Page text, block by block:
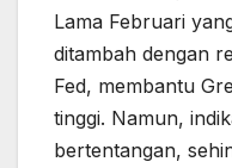
Lama Februari
ditambah dengan
Fed, membantu
tinggi. Namun,
bertentangan,